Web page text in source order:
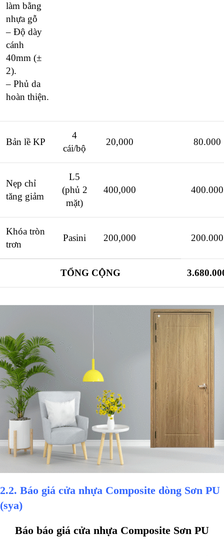
làm bằng
nhựa gỗ
– Độ dày
cánh
40mm (±
2).
– Phủ da
hoàn thiện.
Bản lề KP
4
cái/bộ
20,000 80.000
Nẹp chỉ
tăng giảm
L5
(phủ 2
mặt)
400,000 400.000
Khóa tròn
trơn
Pasini 200,000 200.000
TỔNG CỘNG
2.2. Báo giá cửa nhựa Composite dòng Sơn PU
(sya)
Báo báo giá cửa nhựa Composite Sơn PU